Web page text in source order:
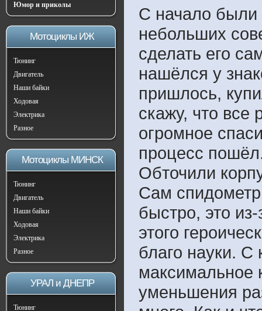
Юмор и приколы
Мотоциклы ИЖ
Тюнинг
Двигатель
Наши байки
Ходовая
Электрика
Разное
Мотоциклы МИНСК
Тюнинг
Двигатель
Наши байки
Ходовая
Электрика
Разное
УРАЛ и ДНЕПР
Тюнинг
С начало были
небольших
сделать его
нашёлся у
пришлось,
скажу, что все
огромное
процесс
Обточили
Сам
быстро, это
этого
благо науки. С
максимальное
уменьшения